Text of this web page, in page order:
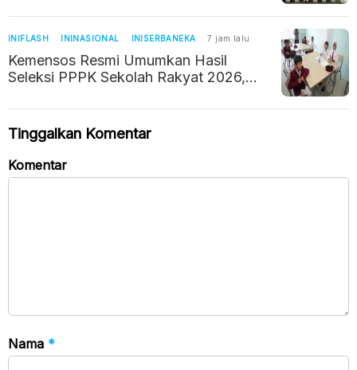
INIFLASH ININASIONAL INISERBANEKA 7 jam lalu
Kemensos Resmi Umumkan Hasil
Seleksi PPPK Sekolah Rakyat 2026,
Tinggalkan Komentar
Komentar
Nama *